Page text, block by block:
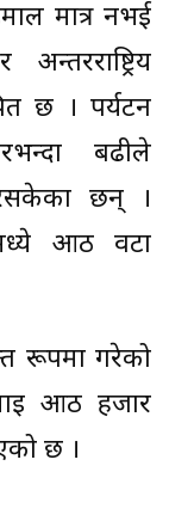
मात्र नभई
छ । पर्यटन
बढीले
छन् ।
आठ वटा
रूपमा गरेको
आठ हजार
छ ।